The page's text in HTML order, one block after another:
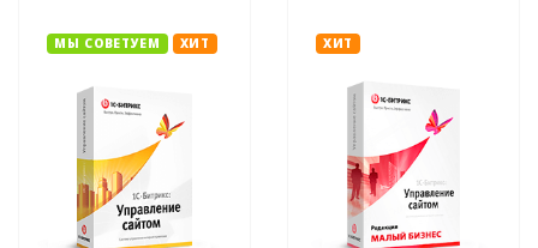
МЫ СОВЕТУЕМ ХИТ ХИТ